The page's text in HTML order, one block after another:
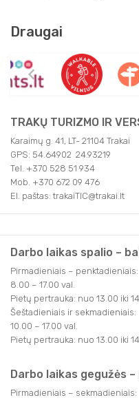
Draugai
TRAKŲ TURIZMO IR
Karaimų g. 41, LT- 21104 Trakai
GPS: 54.64902 24.93219
Tel. +370 528 51 934
Mob. +370 672 09 476
El. paštas: trakaiTIC@trakai.lt
Darbo laikas spalio –
Pirmadieniais – penktadieniais:
8.00 – 17.00 val.
Pietų pertrauka: nuo 13.00 iki
Šeštadieniais ir sekmadieniais:
10.00 – 17.00 val.
Pietų pertrauka: nuo 13.00 iki
Darbo laikas gegužės –
Pirmadieniais – sekmadieniais: